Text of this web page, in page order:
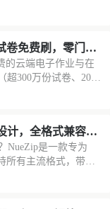
。
卷免费刷，零门槛
的云端电子作业与在
300万份试卷、200
证等领域。无需安
计，全格式兼容，
NueZip是一款专为
所有主流格式，带密
验，完美替代系统自